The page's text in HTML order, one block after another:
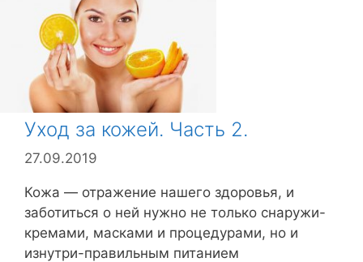
Уход за кожей. Часть 2.
27.09.2019
Кожа — отражение нашего здоровья, и
заботиться о ней нужно не только снаружи-
кремами, масками и процедурами, но и
изнутри-правильным питанием